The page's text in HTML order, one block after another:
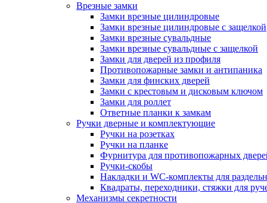
Врезные замки
Замки врезные цилиндровые
Замки врезные цилиндровые с защелкой
Замки врезные сувальдные
Замки врезные сувальдные с защелкой
Замки для дверей из профиля
Противопожарные замки и антипаника
Замки для финских дверей
Замки с крестовым и дисковым ключом
Замки для роллет
Ответные планки к замкам
Ручки дверные и комплектующие
Ручки на розетках
Ручки на планке
Фурнитура для противопожарных
Ручки-скобы
Накладки и WC-комплекты для
Квадраты, переходники, стяжки для
Механизмы секретности